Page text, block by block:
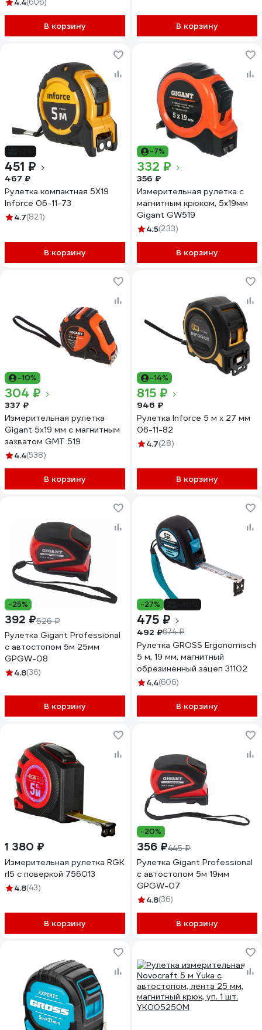
4.4(606)
В корзину В корзину
451 ₽
467 ₽
Рулетка компактная 5Х19
Inforce 06-11-73
4.7(821)
В корзину
-7%
332 ₽
356 ₽
Измерительная рулетка с
магнитным крюком, 5x19мм
Gigant GW519
4.5(233)
В корзину
-10%
304 ₽
337 ₽
Измерительная рулетка
Gigant 5x19 мм с магнитным
захватом GMT 519
4.4(538)
В корзину
-14%
815 ₽
946 ₽
Рулетка Inforce 5 м x 27 мм
06-11-82
4.7(28)
В корзину
-25%
392 ₽526 ₽
Рулетка Gigant Professional
с автостопом 5м 25мм
GPGW-08
4.8(36)
В корзину
-27%
475 ₽
492 ₽674 ₽
Рулетка GROSS Ergonomisch
5 м, 19 мм, магнитный
обрезиненный зацеп 31102
4.4(606)
В корзину
1 380 ₽
Измерительная рулетка RGK
rl5 с поверкой 756013
4.8(43)
В корзину
-20%
356 ₽445 ₽
Рулетка Gigant Professional
с автостопом 5м 19мм
GPGW-07
4.8(36)
В корзину